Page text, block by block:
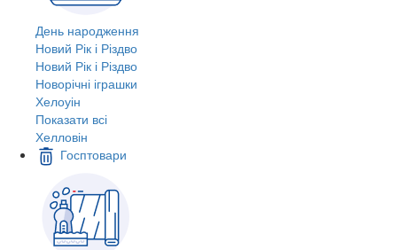
День народження
Новий Рік і Різдво
Новий Рік і Різдво
Новорічні іграшки
Хелоуін
Показати всі
Хелловін
Госптовари